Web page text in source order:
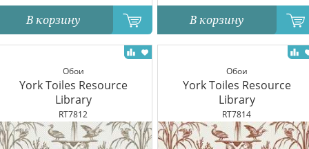
В корзину В корзину
Обои
York Toiles Resource
Library
RT7812
Обои
York Toiles Resource
Library
RT7814